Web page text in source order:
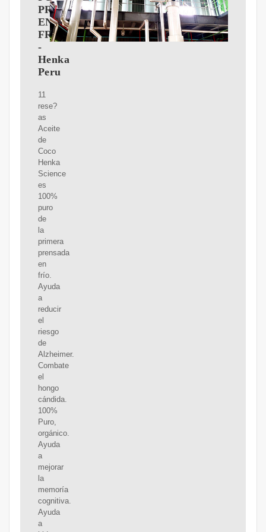
PRENSADO
EN
FRíO
-
Henka
Peru
11
rese?
as
Aceite
de
Coco
Henka
Science
es
100%
puro
de
la
primera
prensada
en
frío.
Ayuda
a
reducir
el
riesgo
de
Alzheimer.
Combate
el
hongo
cándida.
100%
Puro,
orgánico.
Ayuda
a
mejorar
la
memoría
cognitiva.
Ayuda
a